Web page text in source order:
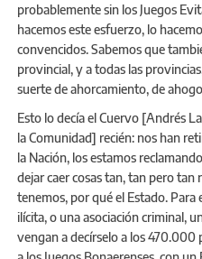
probablemente sin los Juegos
hacemos este esfuerzo, lo
convencidos. Sabemos que
provincial, y a todas las
suerte de ahorcamiento, de
Esto lo decía el Cuervo [Andrés
la Comunidad] recién: nos han
la Nación, los estamos
dejar caer cosas tan, tan pero tan
tenemos, por qué el Estado. Para
ilícita, o una asociación criminal,
vengan a decírselo a los 470.000